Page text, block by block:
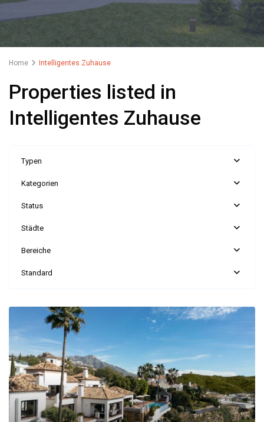
Home Intelligentes Zuhause
Properties listed in
Intelligentes Zuhause
Typen
Kategorien
Status
Städte
Bereiche
Standard